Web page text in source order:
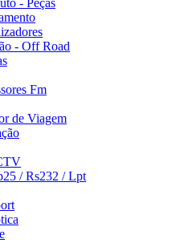
- Peças
- Off Road
Fm
de Viagem
/ Rs232 / Lpt